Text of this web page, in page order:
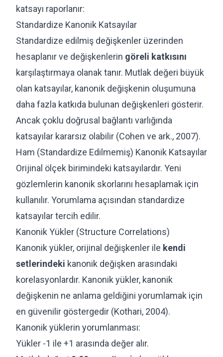
katsayı raporlanır:
Standardize Kanonik Katsayılar
Standardize edilmiş değişkenler üzerinden
hesaplanır ve değişkenlerin göreli katkısını
karşılaştırmaya olanak tanır. Mutlak değeri büyük
olan katsayılar, kanonik değişkenin oluşumuna
daha fazla katkıda bulunan değişkenleri gösterir.
Ancak çoklu doğrusal bağlantı varlığında
katsayılar kararsız olabilir (Cohen ve ark., 2007).
Ham (Standardize Edilmemiş) Kanonik Katsayılar
Orijinal ölçek birimindeki katsayılardır. Yeni
gözlemlerin kanonik skorlarını hesaplamak için
kullanılır. Yorumlama açısından standardize
katsayılar tercih edilir.
Kanonik Yükler (Structure Correlations)
Kanonik yükler, orijinal değişkenler ile kendi
setlerindeki kanonik değişken arasındaki
korelasyonlardır. Kanonik yükler, kanonik
değişkenin ne anlama geldiğini yorumlamak için
en güvenilir göstergedir (Kothari, 2004).
Kanonik yüklerin yorumlanması:
Yükler -1 ile +1 arasında değer alır.